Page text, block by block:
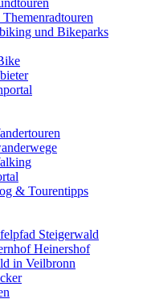
und Bikeparks
& Tourentipps
Steigerwald
Heinershof
in Veilbronn